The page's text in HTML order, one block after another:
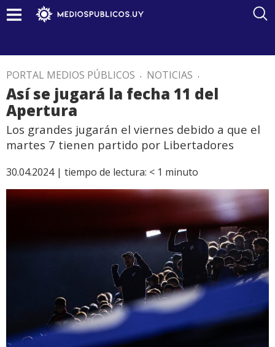
PORTAL MEDIOS PÚBLICOS . NOTICIAS .
Así se jugará la fecha 11 del
Apertura
Los grandes jugarán el viernes debido a que el
martes 7 tienen partido por Libertadores
30.04.2024 | tiempo de lectura: < 1 minuto